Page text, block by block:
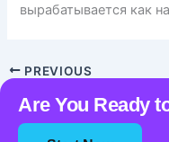
вырабатывается как
PREVIOUS
Are You Ready